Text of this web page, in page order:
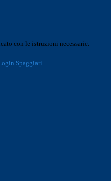
con le istruzioni necessarie.
Spaggiari